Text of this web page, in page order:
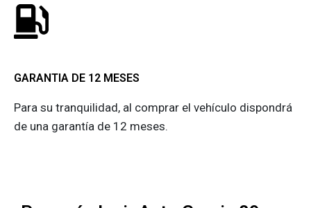
GARANTIA DE 12 MESES
Para su tranquilidad, al comprar el vehículo dispondrá
de una garantía de 12 meses.